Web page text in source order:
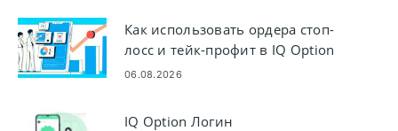
Как использовать ордера стоп-
лосс и тейк-профит в IQ Option
06.08.2026
IQ Option Логин